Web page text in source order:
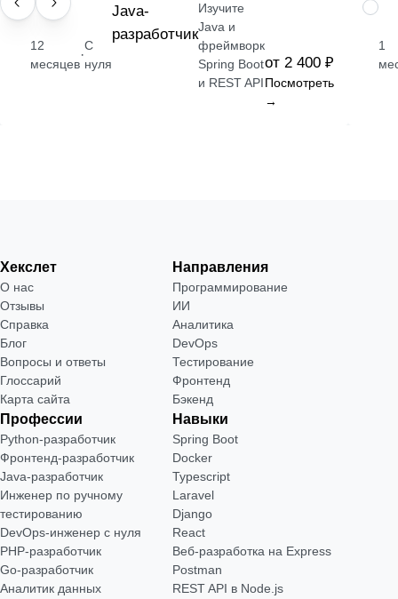
ПРОФЕССИЯ
12
месяцев
·
С
нуля
Java-
разработчик
Изучите
Java и
фреймворк
Spring Boot
и REST API
от 2 400 ₽
Посмотреть
→
1
Хекслет
О нас
Отзывы
Справка
Блог
Вопросы и ответы
Глоссарий
Карта сайта
Направления
Программирование
ИИ
Аналитика
DevOps
Тестирование
Фронтенд
Бэкенд
Профессии
Python-разработчик
Фронтенд-разработчик
Java-разработчик
Инженер по ручному
тестированию
DevOps-инженер с нуля
РНР-разработчик
Go-разработчик
Аналитик данных
Навыки
Spring Boot
Docker
Typescript
Laravel
Django
React
Веб-разработка на Express
Postman
REST API в Node.js